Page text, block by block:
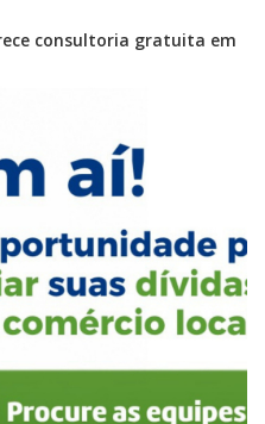
consultoria gratuita em